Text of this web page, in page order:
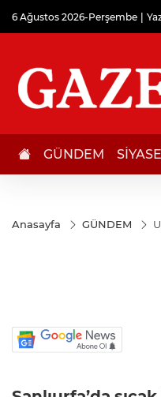
6 Ağustos 2026-Perşembe
GÜNDEM
Anasayfa GÜNDEM